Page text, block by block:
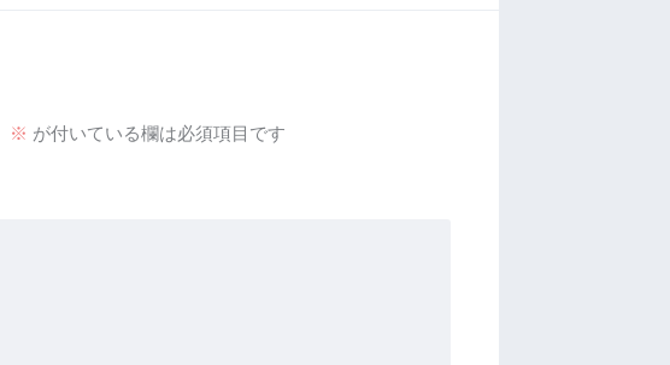
※ が付いている欄は必須項目です